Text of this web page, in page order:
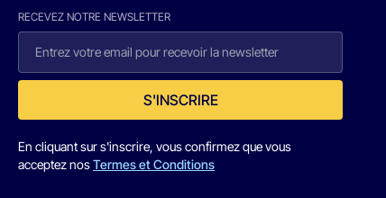
RECEVEZ NOTRE NEWSLETTER
S'INSCRIRE
En cliquant sur s'inscrire, vous confirmez que vous
acceptez nosTermes et Conditions